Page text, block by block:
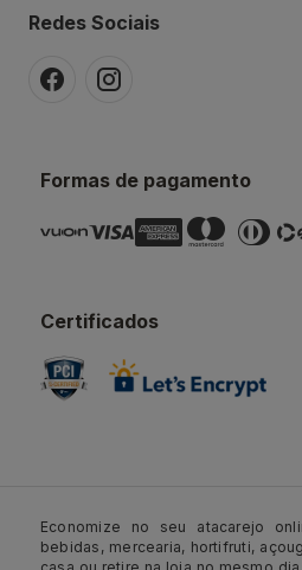
Redes Sociais
Formas de pagamento
Certificados
Economize no seu atacarejo
bebidas, mercearia, hortifruti,